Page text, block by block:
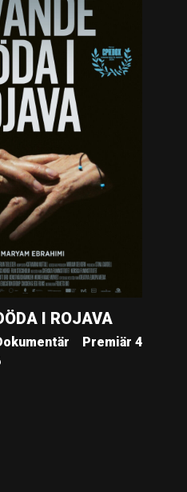
I ROJAVA
Premiär 4